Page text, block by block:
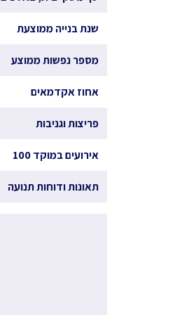
שנת בנייה ממוצעת
מספר נפשות ממוצע
אחוז אקדמאים
פריצות וגניבות
אירועים במוקד 100
תאונות ודוחות תנועה